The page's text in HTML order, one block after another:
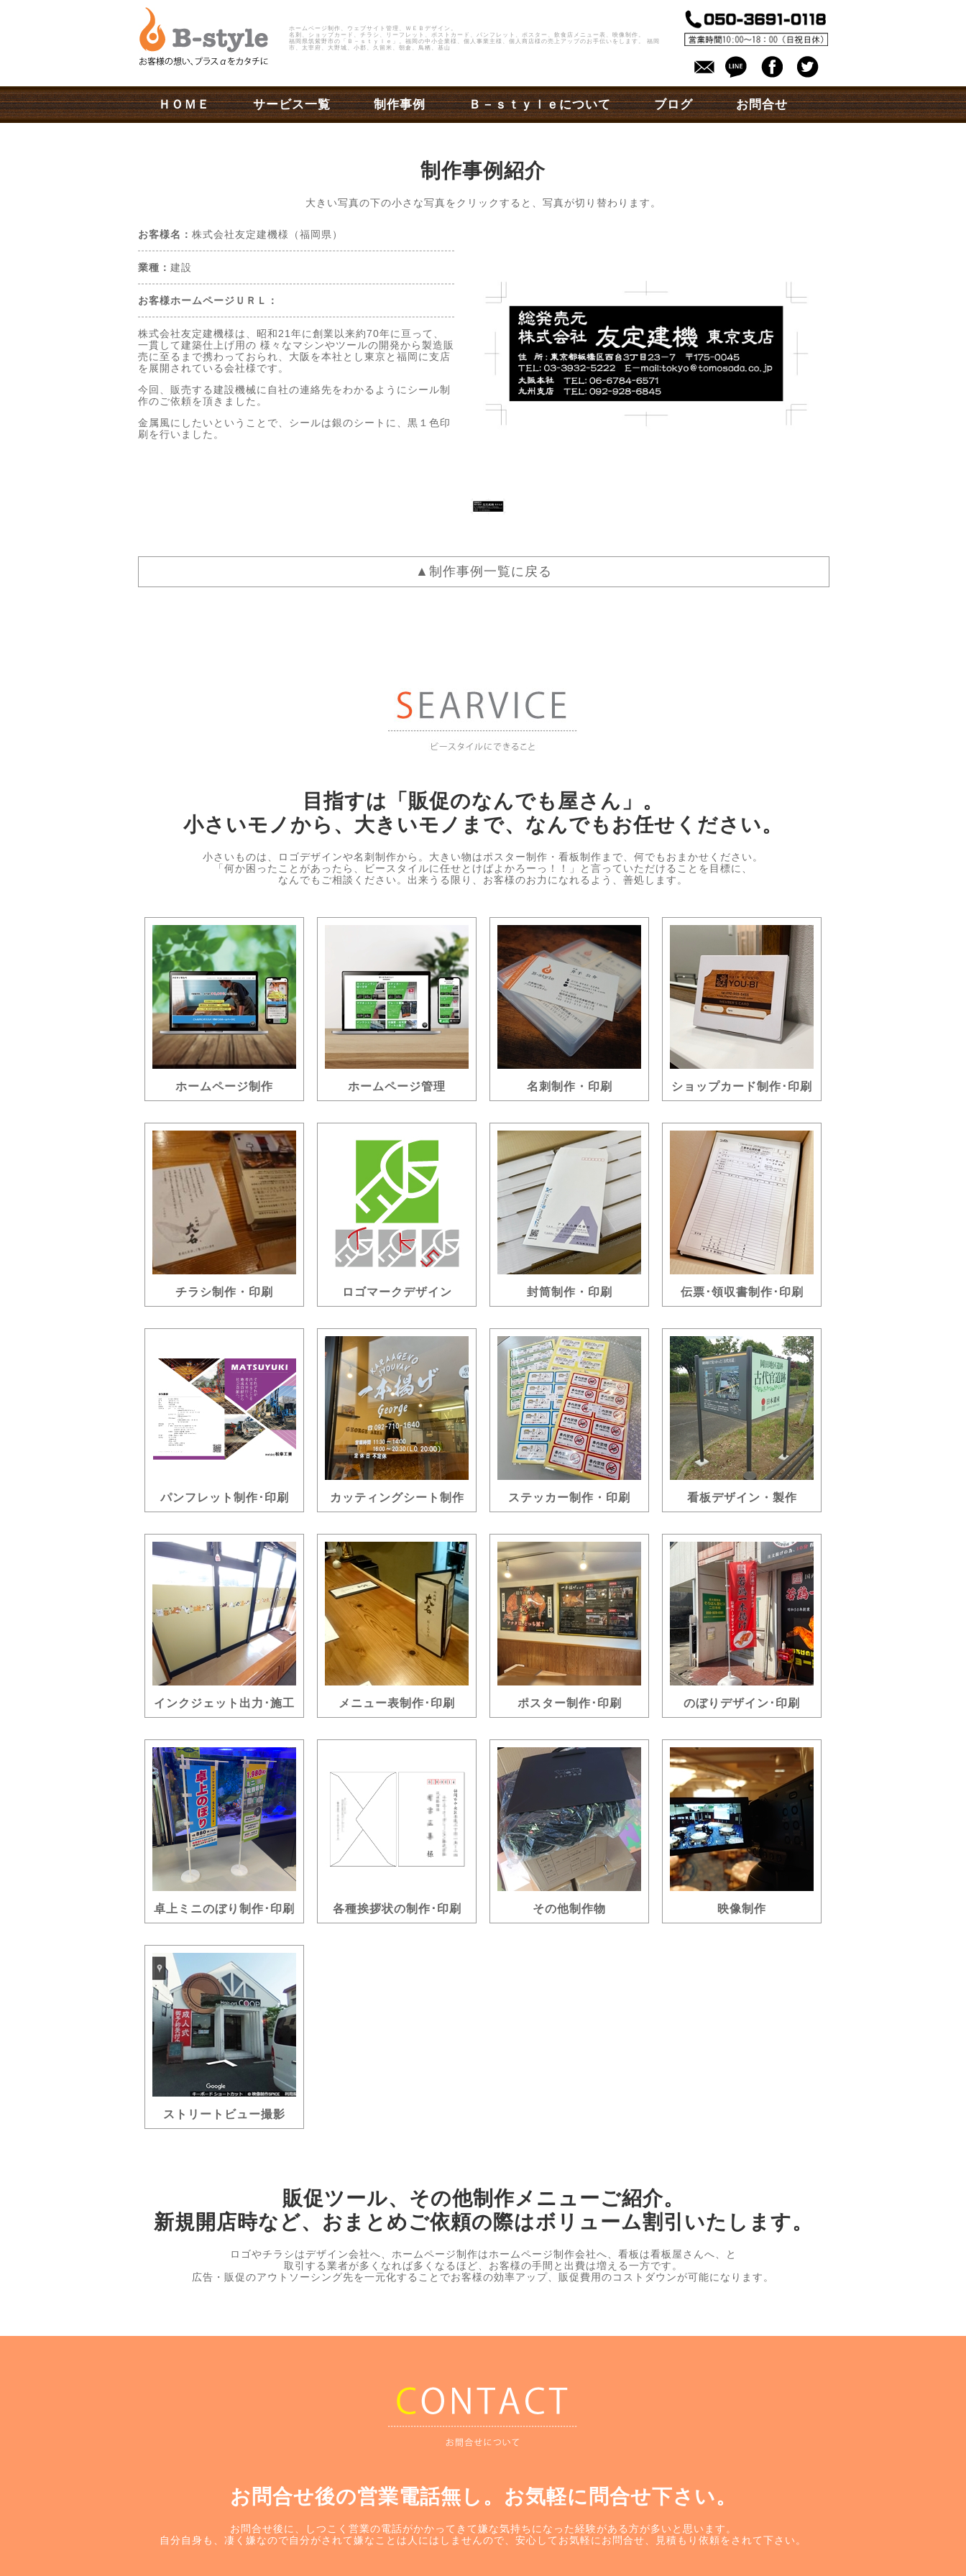
ホームページ制作、ウェブサイト管理、ＷＥＢデザイン。
名刺、ショップカード、チラシ、リーフレット、ポストカード、パンフレット、ポスター、飲食店メニュー表、映像制作。
福岡県筑紫野市の 「Ｂ－ｓｔｙｌｅ」
。福岡の中小企業様、個人事業主様、個人商店様の売上アップのお手伝いをします。 福岡
市、太宰府、大野城、小郡、久留米、朝倉、鳥栖、基山
ＨＯＭＥ サービス一覧 制作事例 Ｂ－ｓｔｙｌｅについて ブログ お問合せ
制作事例紹介
大きい写真の下の小さな写真をクリックすると、写真が切り替わります。
お客様名： 株式会社友定建機様（福岡県）
業種： 建設
お客様ホームページＵＲＬ：
株式会社友定建機様は、昭和21年に創業以来約70年に亘って、
一貫して建築仕上げ用の 様々なマシンやツールの開発から製造販
売に至るまで携わっておられ、大阪を本社とし東京と福岡に支店
を展開されている会社様です。
今回、販売する建設機械に自社の連絡先をわかるようにシール制
作のご依頼を頂きました。
金属風にしたいということで、シールは銀のシートに、黒１色印
刷を行いました。
▲制作事例一覧に戻る
目指すは「販促のなんでも屋さん」。
小さいモノから、大きいモノまで、なんでもお任せください。
小さいものは、ロゴデザインや名刺制作から。大きい物はポスター制作・看板制作まで、何でもおまかせください。
「何か困ったことがあったら、ビースタイルに任せとけばよかろーっ！！」と言っていただけることを目標に、
なんでもご相談ください。出来うる限り、お客様のお力になれるよう、善処します。
ホームページ制作 ホームページ管理 名刺制作・印刷 ショップカード制作･印刷
チラシ制作・印刷 ロゴマークデザイン 封筒制作・印刷 伝票･領収書制作･印刷
パンフレット制作･印刷 カッティングシート制作 ステッカー制作・印刷 看板デザイン・製作
インクジェット出力･施工 メニュー表制作･印刷 ポスター制作･印刷 のぼりデザイン･印刷
卓上ミニのぼり制作･印刷 各種挨拶状の制作･印刷 その他制作物 映像制作
ストリートビュー撮影
販促ツール、その他制作メニューご紹介。
新規開店時など、おまとめご依頼の際はボリューム割引いたします。
ロゴやチラシはデザイン会社へ、ホームページ制作はホームページ制作会社へ、看板は看板屋さんへ、と
取引する業者が多くなれば多くなるほど、お客様の手間と出費は増える一方です。
広告・販促のアウトソーシング先を一元化することでお客様の効率アップ、販促費用のコストダウンが可能になります。
お問合せ後の営業電話無し。お気軽に問合せ下さい。
お問合せ後に、しつこく営業の電話がかかってきて嫌な気持ちになった経験がある方が多いと思います。
自分自身も、凄く嫌なので自分がされて嫌なことは人にはしませんので、安心してお気軽にお問合せ、見積もり依頼をされて下さい。